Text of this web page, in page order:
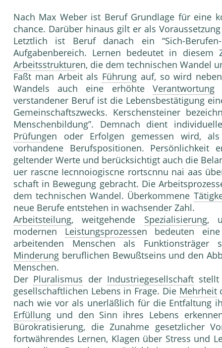
Nach Max Weber ist Beruf Grundlage für eine
chance. Darüber hinaus gilt er als
Letzt­lich ist Beruf danach ein “Sich-
Aufgabenbereich. Lernen bedeutet in diesem
Arbeitsstrukturen, die dem technischen Wandel
Faßt man Arbeit als Führung auf, so wird
Wan­dels auch eine erhöhte Verantwortung
verstandener Beruf ist die Lebensbestätigung
Gemeinschaftszwecks. Kerschensteiner
Menschenbildung”. Demnach dient
Prüfungen oder Erfolgen gemessen wird,
vorhandene Berufspositionen.
geltender Werte und berücksichtigt auch die
uer rascne Iecnnoiogiscne rortscnnu nai aas
schaft in Bewegung gebracht. Die
dem technischen Wandel. Überkommene
neue Berufe entstehen in wachsender Zahl.
Arbeitsteilung, weitgehende Spezialisierung,
modernen Leistungsprozessen bedeuten
arbeitenden Menschen als
Minderung beruflichen Bewußtseins und den
Menschen.
Der Pluralismus der Industriegesellschaftstellt
gesell­schaftlichen Lebens in Frage. Die Mehrheit
nach wie vor als unerläßlich für die Entfaltung
Erfüllung und den Sinn ihres Lebens
Bürokratisierung, die Zunahme gesetzlicher
fortwährendes Lernen, Klagen über Stress und